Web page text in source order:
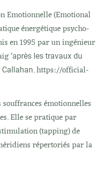
Emotionnelle (Emotional
énergétique psycho-
en 1995 par un ingénieur
’après les travaux du
. https://official-
souffrances émotionnelles
Elle se pratique par
(tapping) de
répertoriés par la